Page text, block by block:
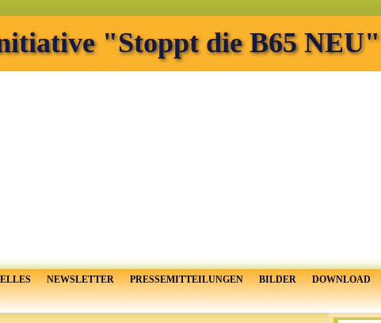
"Stoppt die B65 NEU"
NEWSLETTER PRESSEMITTEILUNGEN BILDER DOWNLOAD